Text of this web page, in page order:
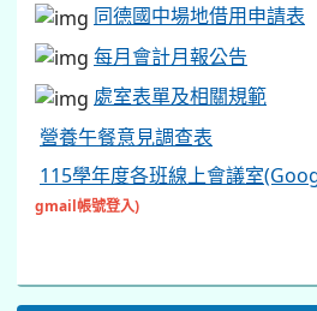
同德國中場地借用申請表
每月會計月報公告
處室表單及相關規範
營養午餐意見調查表
115學年度各班線上會議室
gmail帳號登入)